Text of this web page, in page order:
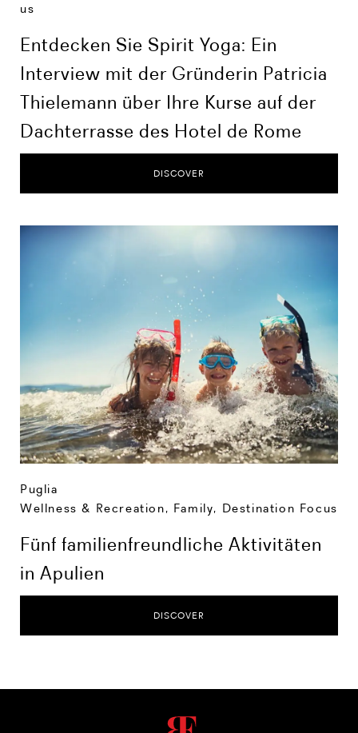
us
Entdecken Sie Spirit Yoga: Ein
Interview mit der Gründerin Patricia
Thielemann über Ihre Kurse auf der
Dachterrasse des Hotel de Rome
DISCOVER
Puglia
Wellness & Recreation, Family, Destination Focus
Fünf familienfreundliche Aktivitäten
in Apulien
DISCOVER